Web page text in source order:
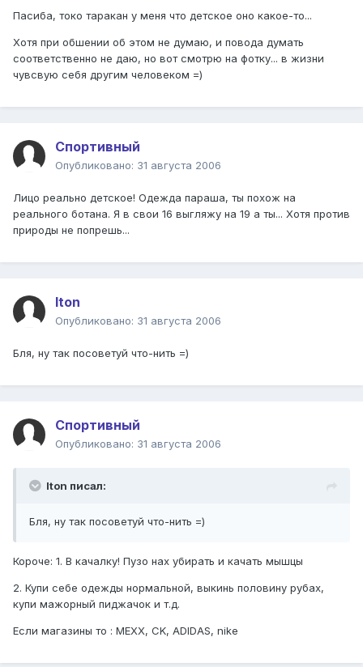
Пасиба, токо таракан у меня что детское оно какое-то...
Хотя при обшении об этом не думаю, и повода думать
соответственно не даю, но вот смотрю на фотку... в жизни
чувсвую себя другим человеком =)
Спортивный
Опубликовано: 31 августа 2006
Лицо реально детское! Одежда параша, ты похож на
реального ботана. Я в свои 16 выгляжу на 19 а ты... Хотя против
природы не попрешь...
Iton
Опубликовано: 31 августа 2006
Бля, ну так посоветуй что-нить =)
Спортивный
Опубликовано: 31 августа 2006
Iton писал:
Бля, ну так посоветуй что-нить =)
Короче: 1. В качалку! Пузо нах убирать и качать мышцы
2. Купи себе одежды нормальной, выкинь половину рубах,
купи мажорный пиджачок и т.д.
Если магазины то : MEXX, CK, ADIDAS, nike